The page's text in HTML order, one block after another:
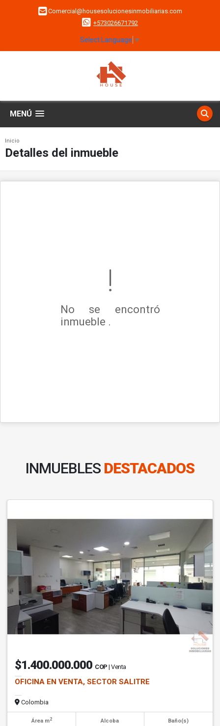
Comercial@housesolucionesinmobiliarias.com
+573026671792
Select Language ▼
MENÚ
Inicio
Detalles del inmueble
No se encontró
inmueble .
INMUEBLES DESTACADOS
$1.400.000.000 COP | Venta
OFICINA EN VENTA, SECTOR SALITRE
Colombia
Área m2 Alcoba Baño(s)